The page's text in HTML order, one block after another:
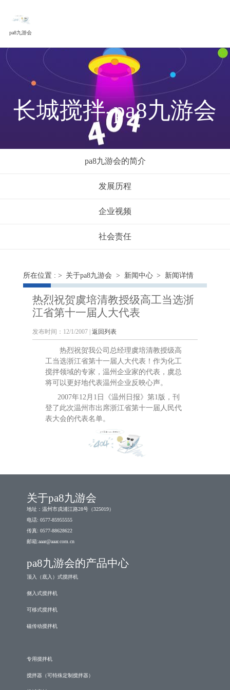
pa8九游会
长城搅拌-pa8九游会
pa8九游会的简介
发展历程
企业视频
社会责任
所在位置 : > 关于pa8九游会 > 新闻中心 > 新闻详情
热烈祝贺虞培清教授级高工当选浙
江省第十一届人大代表
发布时间：12/1/2007 | 返回列表
热烈祝贺我公司总经理虞培清教授级高
工当选浙江省第十一届人大代表！ 作为化工
搅拌领域的专家，温州企业家的代表，虞总
将可以更好地代表温州企业反映心声。
2007年12月1日《温州日报》第1版，刊
登了此次温州市出席浙江省第十一届人民代
表大会的代表名单。
关于pa8九游会
地址：温州市戍浦江路28号（325019）
电话: 0577-85955555
传真: 0577-88628622
邮箱:aaar@aaar.com.cn
pa8九游会的产品中心
顶入（底入）式搅拌机
侧入式搅拌机
可移式搅拌机
磁传动搅拌机
专用搅拌机
搅拌器（可特殊定制搅拌器）